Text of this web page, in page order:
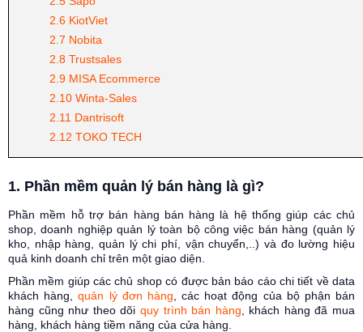
2.6 KiotViet
2.7 Nobita
2.8 Trustsales
2.9 MISA Ecommerce
2.10 Winta-Sales
2.11 Dantrisoft
2.12 TOKO TECH
1. Phần mềm quản lý bán hàng là gì?
Phần mềm hỗ trợ bán hàng bán hàng là hệ thống giúp các chủ
shop, doanh nghiệp quản lý toàn bộ công việc bán hàng (quản lý
kho, nhập hàng, quản lý chi phí, vận chuyển,..) và đo lường hiệu
quả kinh doanh chỉ trên một giao diện.
Phần mềm giúp các chủ shop có được bản báo cáo chi tiết về data
khách hàng,quản lý đơn hàng , các hoạt động của bộ phận bán
hàng cũng như theo dõi quy trình bán hàng , khách hàng đã mua
hàng, khách hàng tiềm năng của cửa hàng.